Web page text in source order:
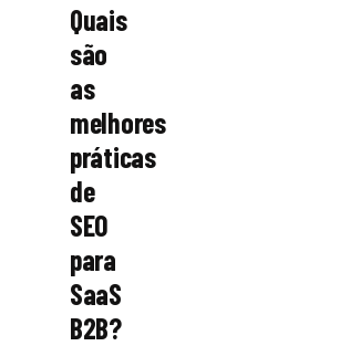
Quais
são
as
melhores
práticas
de
SEO
para
SaaS
B2B?